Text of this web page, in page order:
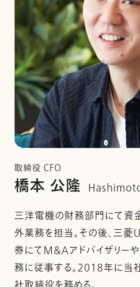
取締役 CFO
橋本 公隆
三洋電機の財務部門にて資
外業務を担当。その後、三菱
券にてM&Aアドバイザリー
務に従事する。2018年に当